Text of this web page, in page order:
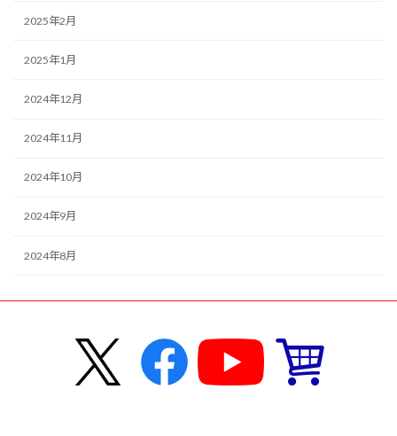
2025年2月
2025年1月
2024年12月
2024年11月
2024年10月
2024年9月
2024年8月